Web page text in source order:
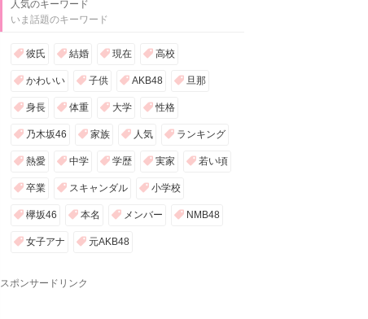
人気のキーワード
いま話題のキーワード
彼氏 結婚 現在 高校
かわいい 子供 AKB48 旦那
身長 体重 大学 性格
乃木坂46 家族 人気 ランキング
熱愛 中学 学歴 実家 若い頃
卒業 スキャンダル 小学校
欅坂46 本名 メンバー NMB48
女子アナ 元AKB48
スポンサードリンク